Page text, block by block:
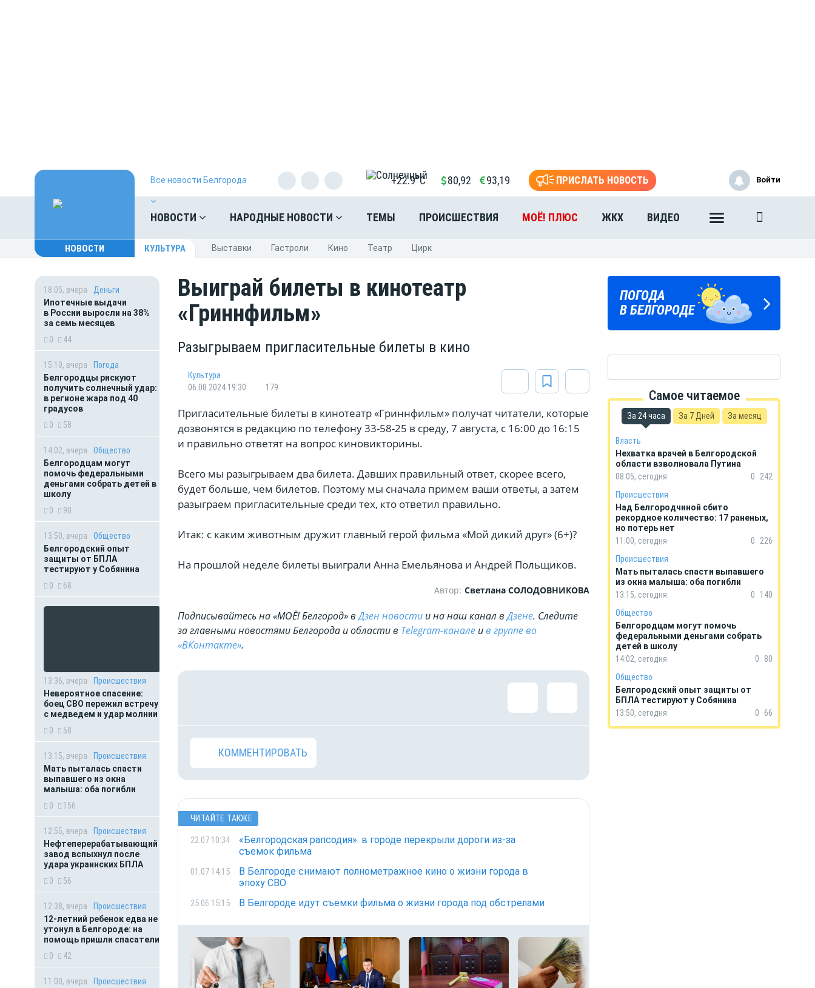
Все новости Белгорода +22.9°C 80,92 93,19 ПРИСЛАТЬ НОВОСТЬ
НОВОСТИ НАРОДНЫЕ НОВОСТИ ТЕМЫ ПРОИСШЕСТВИЯ МОЁ! ПЛЮС ЖКХ ВИДЕО
Войти
НОВОСТИ КУЛЬТУРА Выставки Гастроли Кино Театр Цирк
18:05, вчера
Деньги
Ипотечные выдачи
в России выросли на 38%
за семь месяцев
0
44
15:10, вчера
Погода
Белгородцы рискуют
получить солнечный удар:
в регионе жара под 40
градусов
0
58
14:02, вчера
Общество
Белгородцам могут
помочь федеральными
деньгами собрать детей в
школу
0
90
13:50, вчера
Общество
Белгородский опыт
защиты от БПЛА
тестируют у Собянина
0
68
13:36, вчера
Происшествия
Невероятное спасение:
боец СВО пережил встречу
с медведем и удар молнии
0
58
13:15, вчера
Происшествия
Мать пыталась спасти
выпавшего из окна
малыша: оба погибли
0
156
12:55, вчера
Происшествия
Нефтеперерабатывающий
завод вспыхнул после
удара украинских БПЛА
0
56
12:38, вчера
Происшествия
12-летний ребенок едва не
утонул в Белгороде: на
помощь пришли спасатели
0
42
11:00, вчера
Происшествия
Выиграй билеты в кинотеатр
«Гриннфильм»
Разыгрываем пригласительные билеты в кино
Культура
06.08.2024 19:30
179
Пригласительные билеты в кинотеатр «Гриннфильм» получат читатели, которые
дозвонятся в редакцию по телефону 33-58-25 в среду, 7 августа, с 16:00 до 16:15
и правильно ответят на вопрос киновикторины.
Всего мы разыгрываем два билета. Давших правильный ответ, скорее всего,
будет больше, чем билетов. Поэтому мы сначала примем ваши ответы, а затем
разыграем пригласительные среди тех, кто ответил правильно.
Итак: с каким животным дружит главный герой фильма «Мой дикий друг» (6+)?
На прошлой неделе билеты выиграли Анна Емельянова и Андрей Польщиков.
Автор: Светлана СОЛОДОВНИКОВА
Подписывайтесь на «МОЁ! Белгород» вДзен новости и на наш канал вДзене. Cледите
за главными новостями Белгорода и области в Telegram-канале ив группе во
«ВКонтакте».
КОММЕНТИРОВАТЬ
ЧИТАЙТЕ ТАКЖЕ
22.07 10:34
«Белгородская рапсодия»: в городе перекрыли дороги из-за
съемок фильма
01.07 14:15
В Белгороде снимают полнометражное кино о жизни города в
эпоху СВО
25.06 15:15 В Белгороде идут съемки фильма о жизни города под обстрелами
ПОГОДА
В БЕЛГОРОДЕ
Подпишись
на тг-канал
«МОЁ! Белгород»
ГОРОСКОП
НА КАЖДЫЙ ДЕНЬ
Самое читаемое
За 24 часа За 7 Дней За месяц
Власть
Нехватка врачей в Белгородской
области взволновала Путина
08:05, сегодня
0
242
Происшествия
Над Белгородчиной сбито
рекордное количество: 17 раненых,
но потерь нет
11:00, сегодня
0
226
Происшествия
Мать пыталась спасти выпавшего
из окна малыша: оба погибли
13:15, сегодня
0
140
Общество
Белгородцам могут помочь
федеральными деньгами собрать
детей в школу
14:02, сегодня
0
80
Общество
Белгородский опыт защиты от
БПЛА тестируют у Собянина
13:50, сегодня
0 66